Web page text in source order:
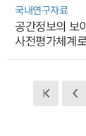
국내연구자료
공간정보의 보
사전평가체계